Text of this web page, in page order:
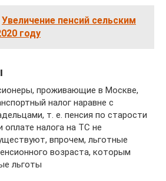
Увеличение пенсий сельским
году
проживающие в Москве,
налог наравне с
т. е. пенсия по старости
оплате налога на ТС не
впрочем, льготные
возраста, которым
льготы